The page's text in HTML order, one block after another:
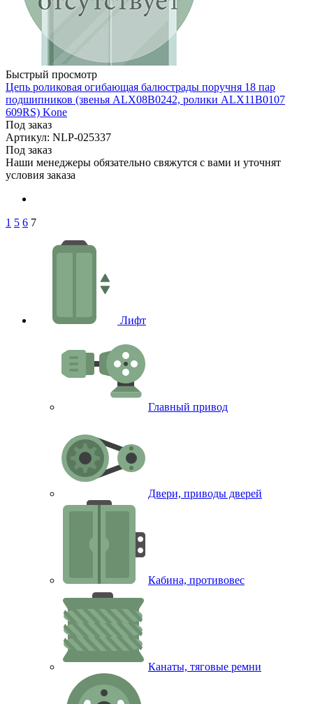
Быстрый просмотр
Цепь роликовая огибающая балюстрады поручня 18 пар
подшипников (звенья ALX08B0242, ролики ALX11B0107
609RS) Kone
Под заказ
Артикул: NLP-025337
Под заказ
Наши менеджеры обязательно свяжутся с вами и уточнят
условия заказа
1 5 6 7
Лифт
Главный привод
Двери, приводы дверей
Кабина, противовес
Канаты, тяговые ремни